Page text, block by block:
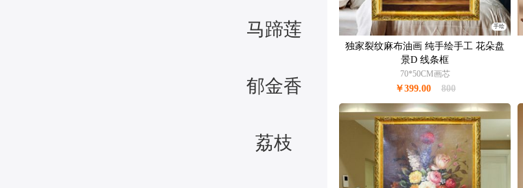
马蹄莲
郁金香
荔枝
手绘
独家裂纹麻布油画 纯手绘手工 花朵盘
景D 线条框
70*50CM画芯
￥399.00 800